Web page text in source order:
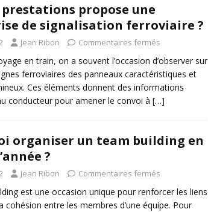
prestations propose une
de signalisation ferroviaire ?
Jean Ribon Commentaires fermés
en train, on a souvent l’occasion d’observer sur
ferroviaires des panneaux caractéristiques et
Ces éléments donnent des informations
conducteur pour amener le convoi à […]
organiser un team building en
?
Jean Ribon Commentaires fermés
est une occasion unique pour renforcer les liens
cohésion entre les membres d’une équipe. Pour